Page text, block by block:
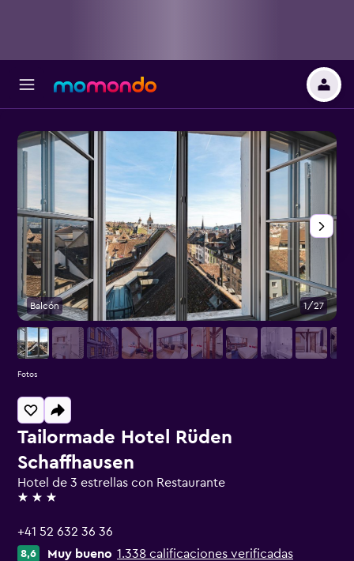
Tailormade Hotel Rüden
Schaffhausen
Hotel de 3 estrellas con Restaurante
3 estrellas
+41 52 632 36 36
8,6 Muy bueno 1.338 calificaciones verificadas
Balcón 1/27
Fotos